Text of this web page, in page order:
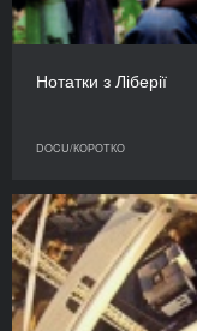
Нотатки з Ліберії
DOCU/КОРОТКО